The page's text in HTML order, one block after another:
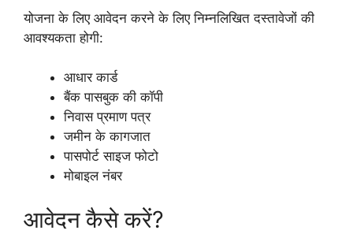
योजना के लिए आवेदन करने के लिए निम्नलिखित दस्तावेजों की
आवश्यकता होगी:
आधार कार्ड
बैंक पासबुक की कॉपी
निवास प्रमाण पत्र
जमीन के कागजात
पासपोर्ट साइज फोटो
मोबाइल नंबर
आवेदन कैसे करें?